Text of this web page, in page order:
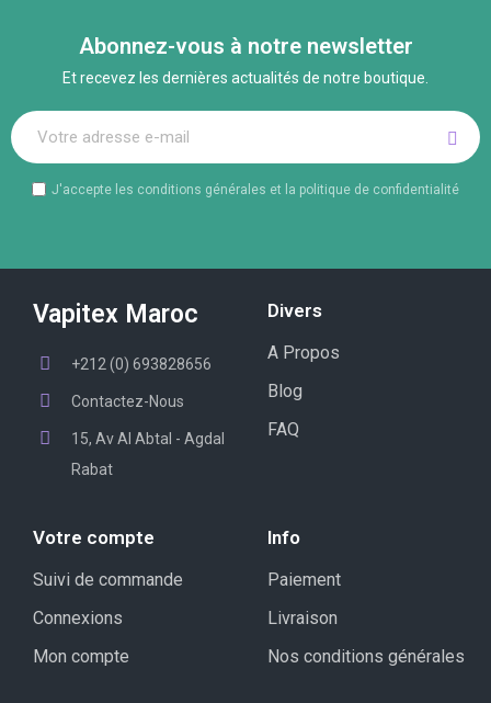
Abonnez-vous à notre newsletter
Et recevez les dernières actualités de notre boutique.
J'accepte les conditions générales et la politique de confidentialité
Vapitex Maroc
+212 (0) 693828656
Contactez-Nous
15, Av Al Abtal - Agdal
Rabat
Divers
A Propos
Blog
FAQ
Votre compte
Suivi de commande
Connexions
Mon compte
Info
Paiement
Livraison
Nos conditions générales